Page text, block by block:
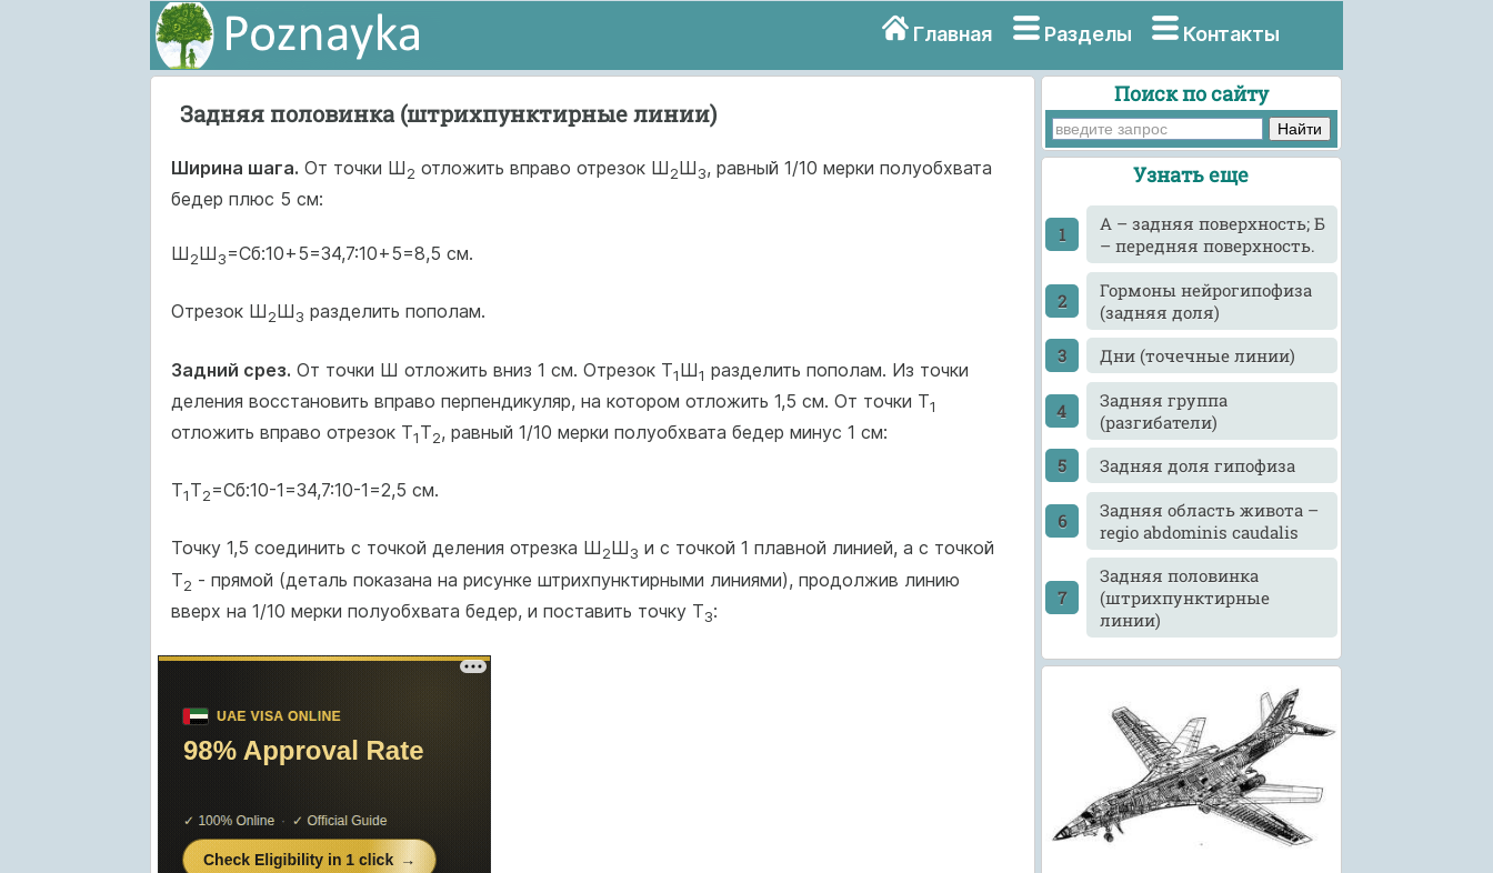
Главная Разделы Контакты
Задняя половинка (штрихпунктирные линии)
Ширина шага. От точки Ш2 отложить вправо отрезок Ш2Ш3, равный 1/10 мерки полуобхвата
бедер плюс 5 см:
Ш2Ш3=Сб:10+5=34,7:10+5=8,5 см.
Отрезок Ш2Ш3 разделить пополам.
Задний срез. От точки Ш отложить вниз 1 см. Отрезок Т1Ш1 разделить пополам. Из точки
деления восстановить вправо перпендикуляр, на котором отложить 1,5 см. От точки Т1
отложить вправо отрезок Т1Т2, равный 1/10 мерки полуобхвата бедер минус 1 см:
Т1Т2=Сб:10-1=34,7:10-1=2,5 см.
Точку 1,5 соединить с точкой деления отрезка Ш2Ш3 и с точкой 1 плавной линией, а с точкой
Т2 - прямой (деталь показана на рисунке штрихпунктирными линиями), продолжив линию
вверх на 1/10 мерки полуобхвата бедер, и поставить точку Т3:
Поиск по сайту
Узнать еще
А – задняя поверхность; Б
– передняя поверхность.
Гормоны нейрогипофиза
(задняя доля)
Дни (точечные линии)
Задняя группа
(разгибатели)
Задняя доля гипофиза
Задняя область живота –
regio abdominis caudalis
Задняя половинка
(штрихпунктирные
линии)